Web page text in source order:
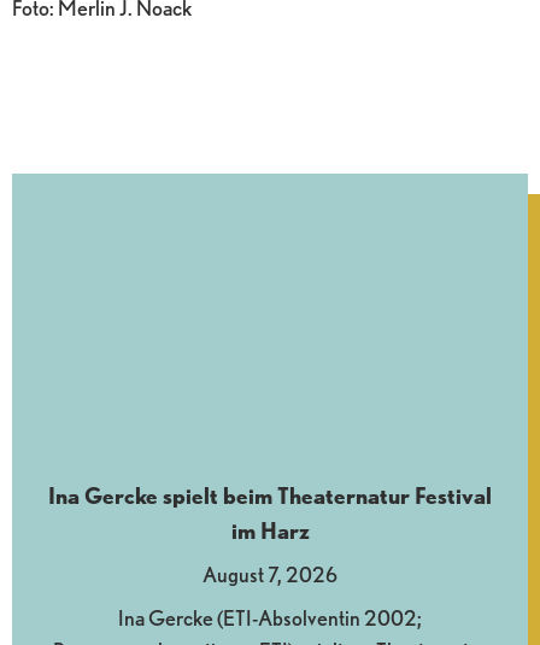
Foto: Merlin J. Noack
Ina Gercke spielt beim Theaternatur Festival
im Harz
August 7, 2026
Ina Gercke (ETI-Absolventin 2002;